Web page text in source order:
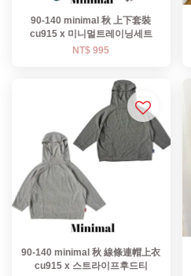
90-140 minimal 秋 上下套裝
cu915 x 미니멀트레이닝세트
NT$ 995
90-140 minimal 秋 線條連帽上衣
cu915 x 스트라이프후드티